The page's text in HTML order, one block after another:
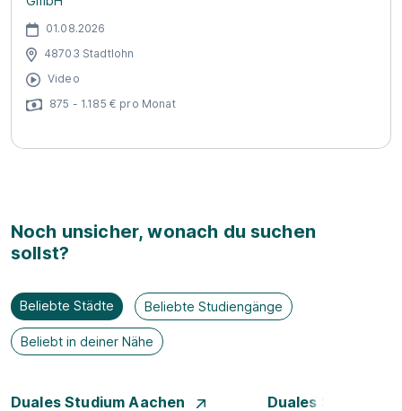
01.08.2026
48703 Stadtlohn
Video
875 - 1.185 € pro Monat
Noch unsicher, wonach du suchen
sollst?
Beliebte Städte Beliebte Studiengänge
Beliebt in deiner Nähe
Duales Studium Aachen
Duales Studium